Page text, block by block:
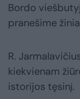
Bordo
pranešime
R.
kiekvienam
istorijos tęsinį.